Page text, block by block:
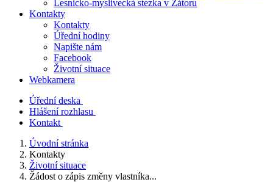
Lesnicko-myslivecká stezka v Zátoru
Kontakty
Kontakty
Úřední hodiny
Napište nám
Facebook
Životní situace
Webkamera
Úřední deska
Hlášení rozhlasu
Kontakt
Úvodní stránka
Kontakty
Životní situace
Žádost o zápis změny vlastníka...